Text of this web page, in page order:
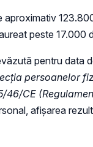
peste 17.000
pentru data
persoanelor
CE
afișarea